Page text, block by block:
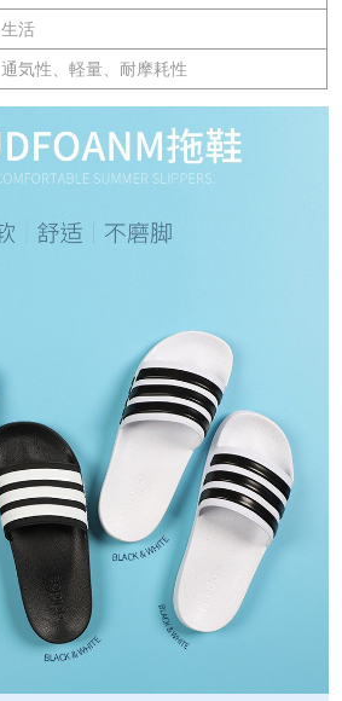
生活
通気性、軽量、耐摩耗性